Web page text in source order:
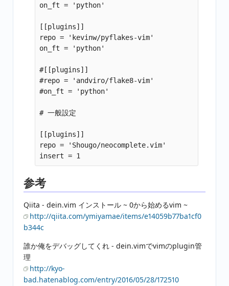
on_ft = 'python'
[[plugins]]
repo = 'kevinw/pyflakes-vim'
on_ft = 'python'
#[[plugins]]
#repo = 'andviro/flake8-vim'
#on_ft = 'python'
# 一般設定
[[plugins]]
repo = 'Shougo/neocomplete.vim'
参考
Qiita - dein.vim インストール ~ 0から始めるvim ~
http://qiita.com/ymiyamae/items/e14059b77ba1cf0
b344c
誰か俺をデバッグしてくれ - dein.vimでvimのplugin管
理
http://kyo-
bad.hatenablog.com/entry/2016/05/28/172510